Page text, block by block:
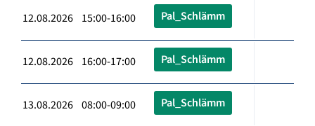
12.08.2026 15:00-16:00 Pal_Schlämm
12.08.2026 16:00-17:00 Pal_Schlämm
13.08.2026 08:00-09:00 Pal_Schlämm